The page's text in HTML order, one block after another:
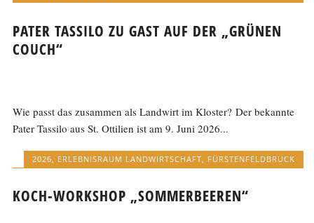
PATER TASSILO ZU GAST AUF DER „GRÜNEN
COUCH“
Wie passt das zusammen als Landwirt im Kloster? Der bekannte
Pater Tassilo aus St. Ottilien ist am 9. Juni 2026...
2026 ERLEBNISRAUM LANDWIRTSCHAFT FÜRSTENFELDBRUCK
KOCH-WORKSHOP „SOMMERBEEREN“